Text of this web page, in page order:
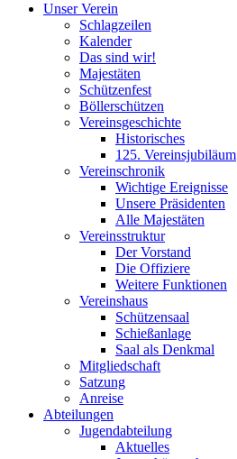
Unser Verein
Schlagzeilen
Kalender
Das sind wir!
Majestäten
Schützenfest
Böllerschützen
Vereinsgeschichte
Historisches
125. Vereinsjubiläum
Vereinschronik
Wichtige Ereignisse
Unsere Präsidenten
Alle Majestäten
Vereinsstruktur
Der Vorstand
Die Offiziere
Weitere Funktionen
Vereinshaus
Schützensaal
Schießanlage
Saal als Denkmal
Mitgliedschaft
Satzung
Anreise
Abteilungen
Jugendabteilung
Aktuelles